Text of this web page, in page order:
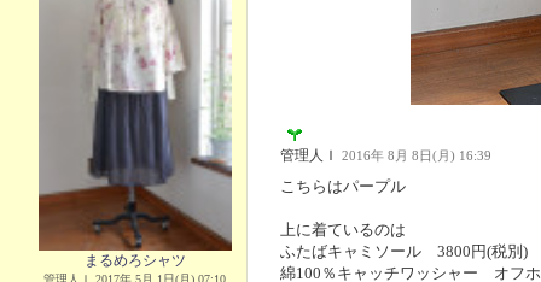
まるめろシャツ
管理人Ｉ 2017年 5月 1日(月) 07:10
管理人Ｉ 2016年 8月 8日(月) 16:39
こちらはパープル
上に着ているのは
ふたばキャミソール 3800円(税別)
綿100％キャッチワッシャー オフ